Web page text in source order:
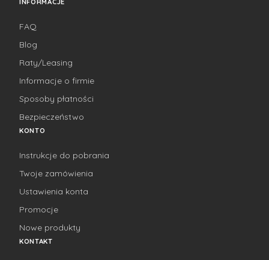
INFORMACJE
FAQ
Blog
Raty/Leasing
Informacje o firmie
Sposoby płatności
Bezpieczeństwo
KONTO
Instrukcje do pobrania
Twoje zamówienia
Ustawienia konta
Promocje
Nowe produkty
KONTAKT